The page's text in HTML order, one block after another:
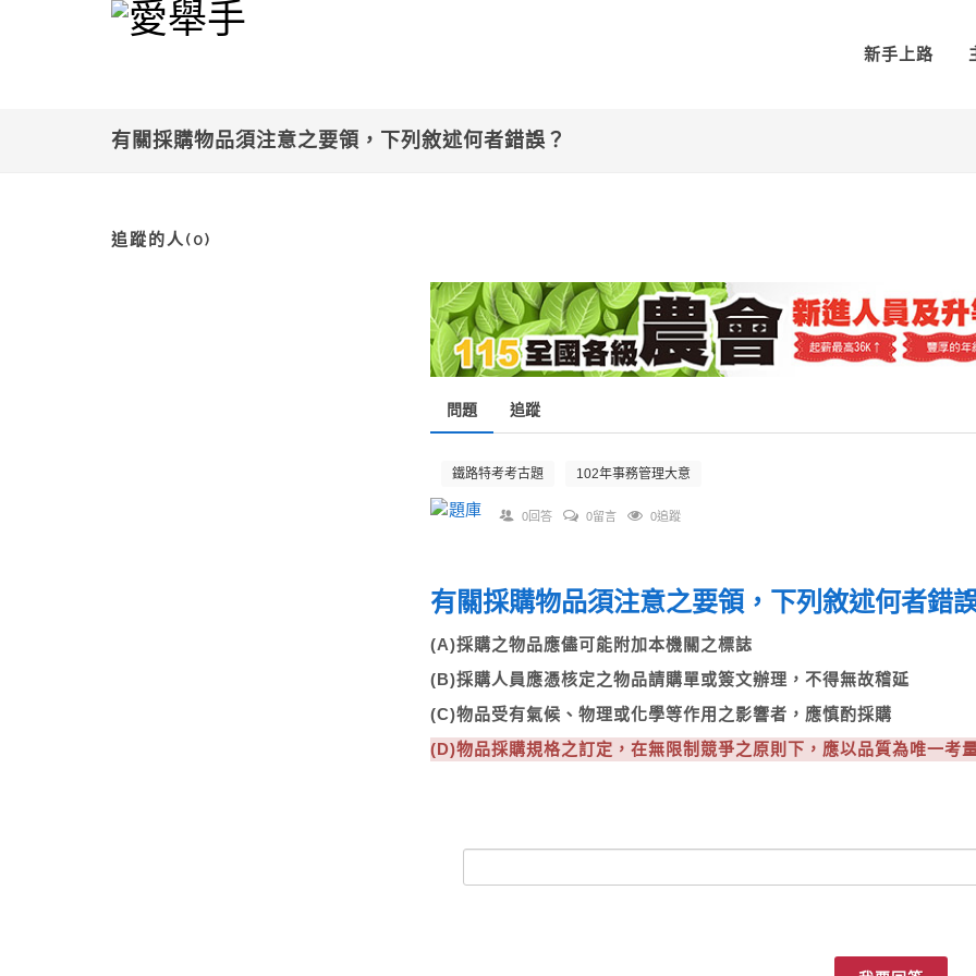
新手上路
有關採購物品須注意之要領，下列敘述何者錯誤？
追蹤的人(0)
問題 追蹤
鐵路特考考古題 102年事務管理大意
0回答 0留言 0追蹤
有關採購物品須注意之要領，下列敘述何者錯
(A)採購之物品應儘可能附加本機關之標誌
(B)採購人員應憑核定之物品請購單或簽文辦理，不得無故稽延
(C)物品受有氣候、物理或化學等作用之影響者，應慎酌採購
(D)物品採購規格之訂定，在無限制競爭之原則下，應以品質為唯一考